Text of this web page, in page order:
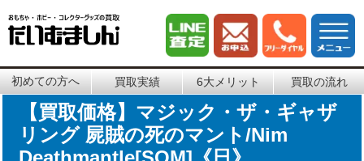
初めての方へ 買取実績 6大メリット 買取の流れ
【買取価格】マジック・ザ・ギャザ
リング 屍賊の死のマント/Nim